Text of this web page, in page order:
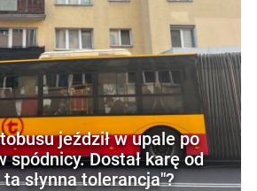
jeździł w upale po
spódnicy. Dostał karę od
słynna tolerancja"?